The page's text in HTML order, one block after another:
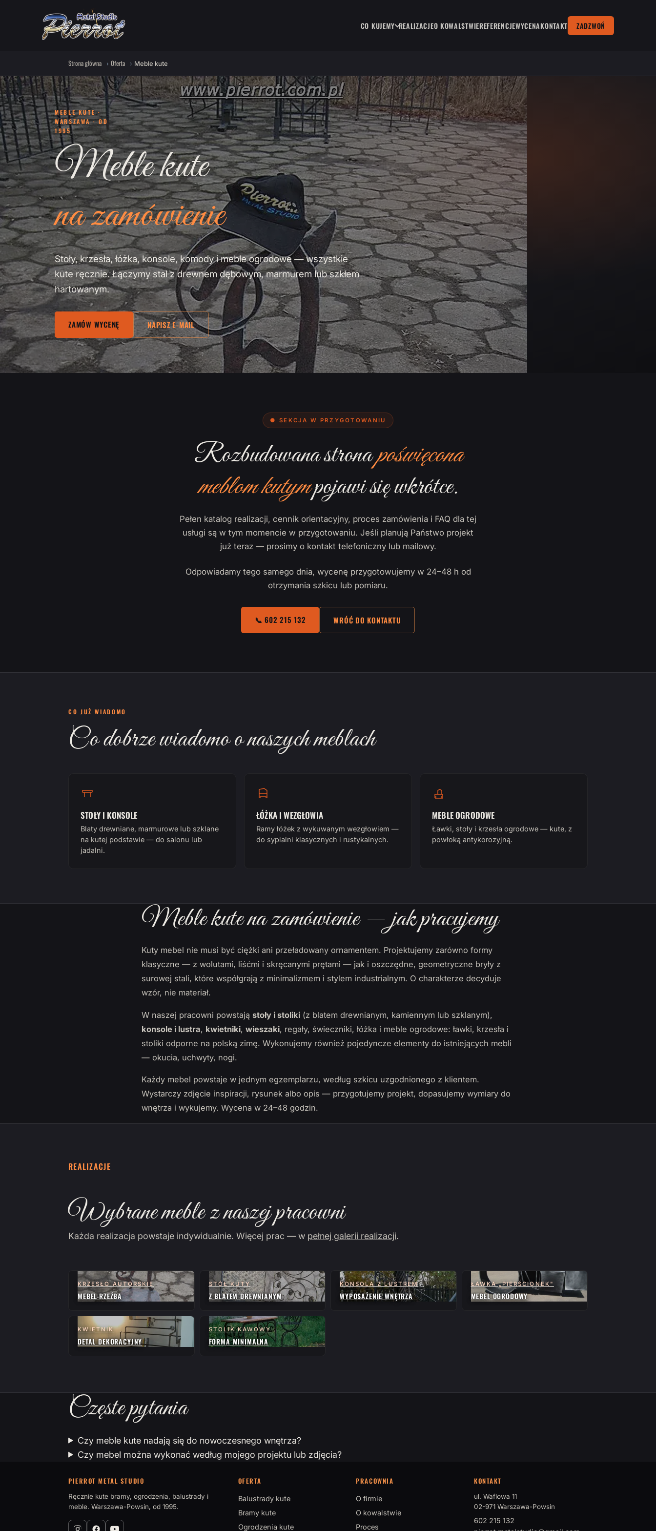
CO KUJEMY REALIZACJEO KOWALSTWIEREFERENCJEWYCENAKONTAKT ZADZWOŃ
Strona główna Oferta Meble kute
MEBLE KUTE ·
WARSZAWA · OD
1995
Meble kute
na zamówienie
Stoły, krzesła, łóżka, konsole, komody i meble ogrodowe — wszystkie
kute ręcznie. Łączymy stal z drewnem dębowym, marmurem lub szkłem
hartowanym.
ZAMÓW WYCENĘ NAPISZ E-MAIL
● SEKCJA W PRZYGOTOWANIU
Rozbudowana stronapoświęcona
meblom kutympojawi się wkrótce.
Pełen katalog realizacji, cennik orientacyjny, proces zamówienia i FAQ dla tej
usługi są w tym momencie w przygotowaniu. Jeśli planują Państwo projekt
już teraz — prosimy o kontakt telefoniczny lub mailowy.
Odpowiadamy tego samego dnia, wycenę przygotowujemy w 24–48 h od
otrzymania szkicu lub pomiaru.
📞 602 215 132 WRÓĆ DO KONTAKTU
CO JUŻ WIADOMO
Co dobrze wiadomo o naszych meblach
STOŁY I KONSOLE
Blaty drewniane, marmurowe lub szklane
na kutej podstawie — do salonu lub
jadalni.
ŁÓŻKA I WEZGŁOWIA
Ramy łóżek z wykuwanym wezgłowiem —
do sypialni klasycznych i rustykalnych.
MEBLE OGRODOWE
Ławki, stoły i krzesła ogrodowe — kute, z
powłoką antykorozyjną.
Meble kute na zamówienie — jak pracujemy
Kuty mebel nie musi być ciężki ani przeładowany ornamentem. Projektujemy zarówno formy
klasyczne — z wolutami, liśćmi i skręcanymi prętami — jak i oszczędne, geometryczne bryły z
surowej stali, które współgrają z minimalizmem i stylem industrialnym. O charakterze decyduje
wzór, nie materiał.
W naszej pracowni powstają stoły i stoliki (z blatem drewnianym, kamiennym lub szklanym),
konsole i lustra, kwietniki, wieszaki, regały, świeczniki, łóżka i meble ogrodowe: ławki, krzesła i
stoliki odporne na polską zimę. Wykonujemy również pojedyncze elementy do istniejących mebli
— okucia, uchwyty, nogi.
Każdy mebel powstaje w jednym egzemplarzu, według szkicu uzgodnionego z klientem.
Wystarczy zdjęcie inspiracji, rysunek albo opis — przygotujemy projekt, dopasujemy wymiary do
wnętrza i wykujemy. Wycena w 24–48 godzin.
REALIZACJE
Wybrane meble z naszej pracowni
Każda realizacja powstaje indywidualnie. Więcej prac — w pełnej galerii realizacji.
KRZESŁO AUTORSKIE
MEBEL-RZEŹBA
STÓŁ KUTY
Z BLATEM DREWNIANYM
KONSOLA Z LUSTREM
WYPOSAŻENIE WNĘTRZA
ŁAWKA „PIERŚCIONEK"
MEBEL OGRODOWY
KWIETNIK
DETAL DEKORACYJNY
STOLIK KAWOWY
FORMA MINIMALNA
Częste pytania
Czy meble kute nadają się do nowoczesnego wnętrza?
Czy mebel można wykonać według mojego projektu lub zdjęcia?
PIERROT METAL STUDIO
Ręcznie kute bramy, ogrodzenia, balustrady i
meble. Warszawa-Powsin, od 1995.
OFERTA
Balustrady kute
Bramy kute
Ogrodzenia kute
PRACOWNIA
O firmie
O kowalstwie
Proces
KONTAKT
ul. Waflowa 11
02-971 Warszawa-Powsin
602 215 132